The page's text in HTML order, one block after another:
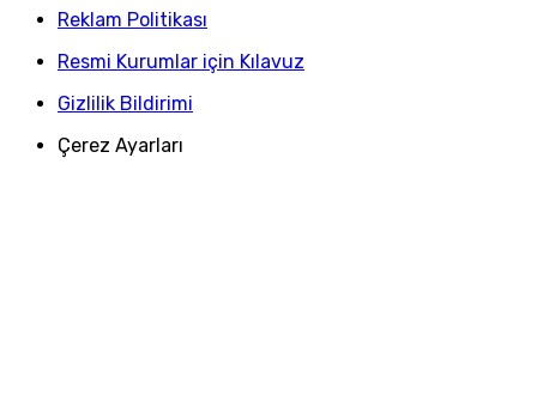
Reklam Politikası
Resmi Kurumlar için Kılavuz
Gizlilik Bildirimi
Çerez Ayarları